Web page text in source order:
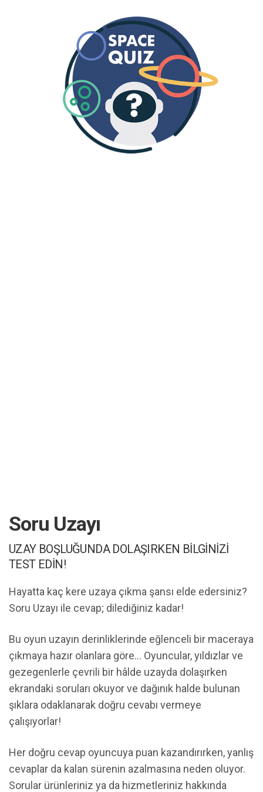
Soru Uzayı
UZAY BOŞLUĞUNDA DOLAŞIRKEN BİLGİNİZİ
TEST EDİN!
Hayatta kaç kere uzaya çıkma şansı elde edersiniz?
Soru Uzayı ile cevap; dilediğiniz kadar!
Bu oyun uzayın derinliklerinde eğlenceli bir maceraya
çıkmaya hazır olanlara göre… Oyuncular, yıldızlar ve
gezegenlerle çevrili bir hâlde uzayda dolaşırken
ekrandaki soruları okuyor ve dağınık halde bulunan
şıklara odaklanarak doğru cevabı vermeye
çalışıyorlar!
Her doğru cevap oyuncuya puan kazandırırken, yanlış
cevaplar da kalan sürenin azalmasına neden oluyor.
Sorular ürünleriniz ya da hizmetleriniz hakkında